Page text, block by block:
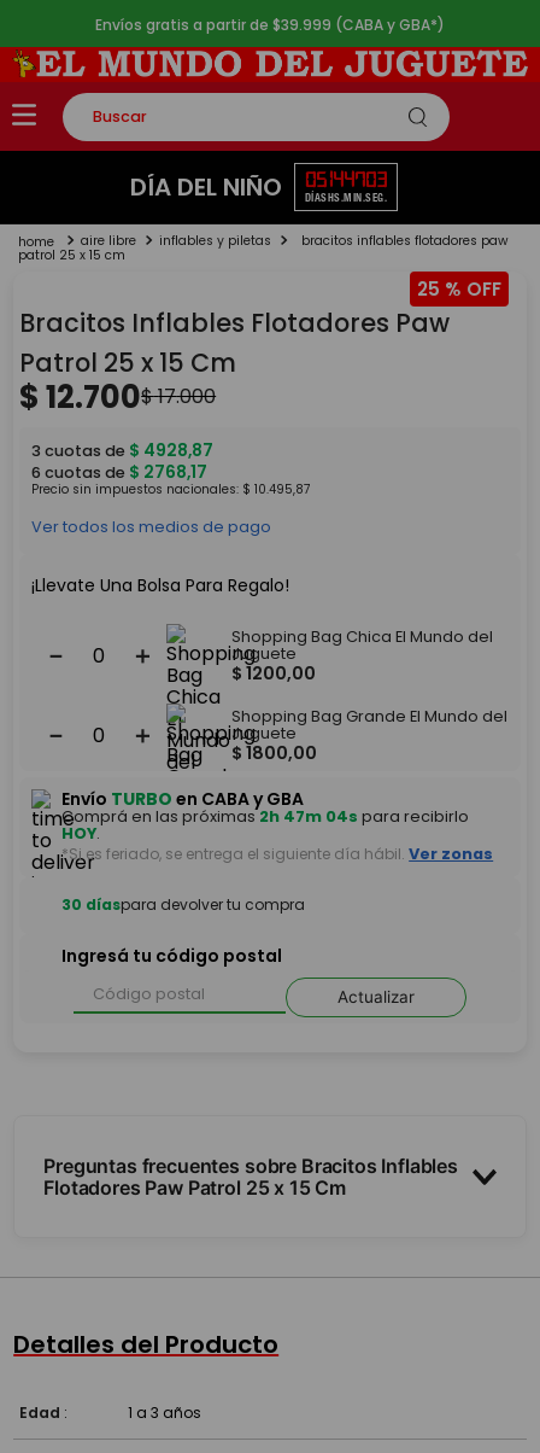
Envíos gratis a partir de $39.999 (CABA y GBA*)
Buscar
TÉRMINOS MÁS BUSCADOS
2.
lego
4.
monopatin
5 . toy story
DÍA DEL NIÑO 05
DÍAS
14
HS.
47
MIN.
03
SEG.
aire libre inflables y piletas bracitos inflables flotadores paw
patrol 25 x 15 cm
25 %
Bracitos Inflables Flotadores Paw
Patrol 25 x 15 Cm
$12.700$17.000
3 cuotas de $ 4928,87
6 cuotas de $ 2768,17
Precio sin impuestos nacionales: $ 10.495,87
Ver todos los medios de pago
¡Llevate Una Bolsa Para Regalo!
＋
－
Shopping Bag Chica El Mundo del
Juguete
$ 1200,00
＋
－
Shopping Bag Grande El Mundo del
Juguete
$ 1800,00
Envío TURBO en CABA y GBA
Comprá en las próximas2h 47m 04s para recibirlo
HOY.
*Si es feriado, se entrega el siguiente día hábil. Ver zonas
30 díaspara devolver tu compra
Ingresá tu código postal
Actualizar
Preguntas frecuentes sobre Bracitos Inflables
Flotadores Paw Patrol 25 x 15 Cm
Detalles del Producto
Edad : 1 a 3 años